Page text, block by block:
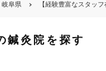
岐阜県 【経験豊富なスタッ
鍼灸院を探す